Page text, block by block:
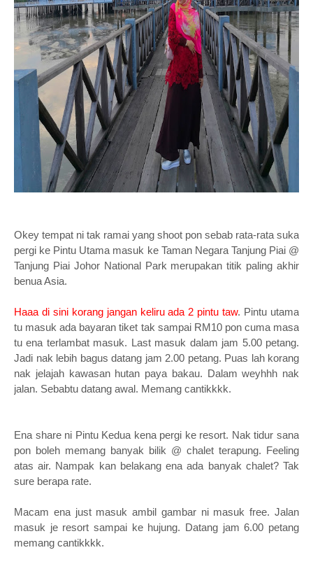
Okey tempat ni tak ramai yang shoot pon sebab rata-rata suka
pergi ke Pintu Utama masuk ke Taman Negara Tanjung Piai @
Tanjung Piai Johor National Park merupakan titik paling akhir
benua Asia.
Haaa di sini korang jangan keliru ada 2 pintu taw. Pintu utama
tu masuk ada bayaran tiket tak sampai RM10 pon cuma masa
tu ena terlambat masuk. Last masuk dalam jam 5.00 petang.
Jadi nak lebih bagus datang jam 2.00 petang. Puas lah korang
nak jelajah kawasan hutan paya bakau. Dalam weyhhh nak
jalan. Sebabtu datang awal. Memang cantikkkk.
Ena share ni Pintu Kedua kena pergi ke resort. Nak tidur sana
pon boleh memang banyak bilik @ chalet terapung. Feeling
atas air. Nampak kan belakang ena ada banyak chalet? Tak
sure berapa rate.
Macam ena just masuk ambil gambar ni masuk free. Jalan
masuk je resort sampai ke hujung. Datang jam 6.00 petang
memang cantikkkk.